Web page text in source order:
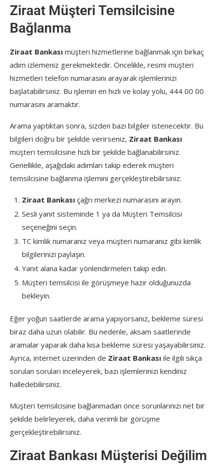
Ziraat Müşteri Temsilcisine
Bağlanma
Ziraat Bankası müşteri hizmetlerine bağlanmak için birkaç
adım izlemeniz gerekmektedir. Öncelikle, resmi müşteri
hizmetleri telefon numarasını arayarak işlemlerinizi
başlatabilirsiniz. Bu işlemin en hızlı ve kolay yolu, 444 00 00
numarasını aramaktır.
Arama yaptıktan sonra, sizden bazı bilgiler istenecektir. Bu
bilgileri doğru bir şekilde verirseniz, Ziraat Bankası
müşteri temsilcisine hızlı bir şekilde bağlanabilirsiniz.
Genellikle, aşağıdaki adımları takip ederek müşteri
temsilcisine bağlanma işlemini gerçekleştirebilirsiniz:
Ziraat Bankası çağrı merkezi numarasını arayın.
Sesli yanıt sisteminde 1 ya da Müşteri Temsilcisi
seçeneğini seçin.
TC kimlik numaranız veya müşteri numaranız gibi kimlik
bilgilerinizi paylaşın.
Yanıt alana kadar yönlendirmeleri takip edin.
Müşteri temsilcisi ile görüşmeye hazır olduğunuzda
bekleyin.
Eğer yoğun saatlerde arama yapıyorsanız, bekleme süresi
biraz daha uzun olabilir. Bu nedenle, aksam saatlerinde
aramalar yaparak daha kısa bekleme süresi yaşayabilirsiniz.
Ayrıca, internet üzerinden de Ziraat Bankası ile ilgili sıkça
sorulan soruları inceleyerek, bazı işlemlerinizi kendiniz
halledebilirsiniz.
Müşteri temsilcisine bağlanmadan önce sorunlarınızı net bir
şekilde belirleyerek, daha verimli bir görüşme
gerçekleştirebilirsiniz.
Ziraat Bankası Müşterisi Değilim